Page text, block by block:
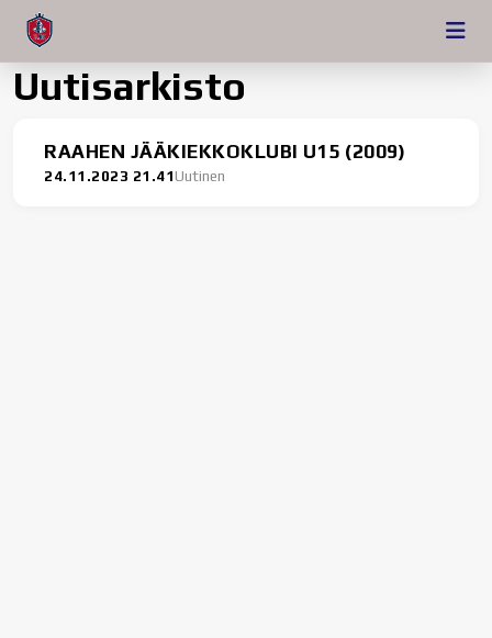
Uutisarkisto
RAAHEN JÄÄKIEKKOKLUBI U15 (2009)
24.11.2023 21.41Uutinen